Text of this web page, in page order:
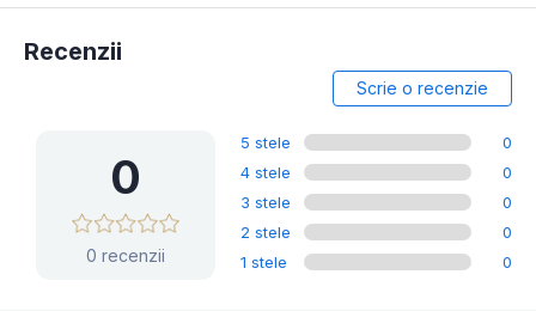
Recenzii
Scrie o recenzie
0
0 recenzii
5 stele
0
4 stele
0
3 stele
0
2 stele
0
1 stele
0